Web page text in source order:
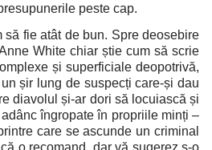
peste cap.
să fie atât de bun. Spre deosebire
White chiar știe cum să scrie
și superficiale deopotrivă,
șir lung de suspecți care-și dau
diavolul și-ar dori să locuiască și
îngropate în propriile minți –
care se ascunde un criminal
o recomand, dar vă sugerez s-o